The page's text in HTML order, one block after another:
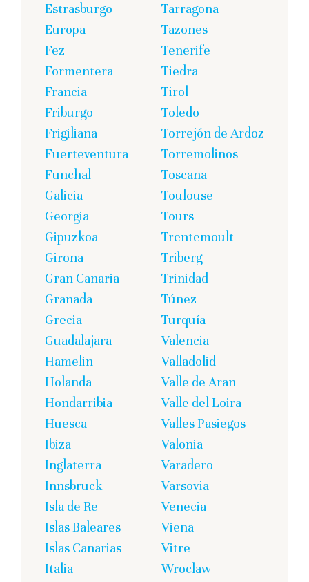
Estrasburgo
Europa
Fez
Formentera
Francia
Friburgo
Frigiliana
Fuerteventura
Funchal
Galicia
Georgia
Gipuzkoa
Girona
Gran Canaria
Granada
Grecia
Guadalajara
Hamelin
Holanda
Hondarribia
Huesca
Ibiza
Inglaterra
Innsbruck
Isla de Re
Islas Baleares
Islas Canarias
Italia
Tarragona
Tazones
Tenerife
Tiedra
Tirol
Toledo
Torrejón de Ardoz
Torremolinos
Toscana
Toulouse
Tours
Trentemoult
Triberg
Trinidad
Túnez
Turquía
Valencia
Valladolid
Valle de Aran
Valle del Loira
Valles Pasiegos
Valonia
Varadero
Varsovia
Venecia
Viena
Vitre
Wroclaw